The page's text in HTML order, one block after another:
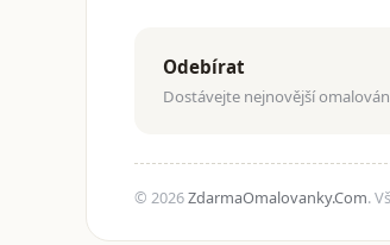
Odebírat
Dostávejte nejnovější
© 2026ZdarmaOmalovanky.Com.